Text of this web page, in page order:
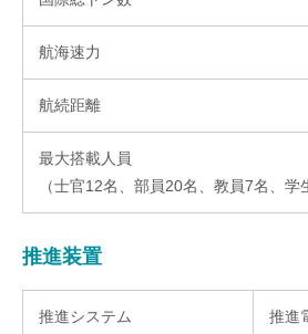
航海速力
航続距離
最大搭載人員
（士官12名、部員20名、教員7名、学
推進装置
推進システム 推進